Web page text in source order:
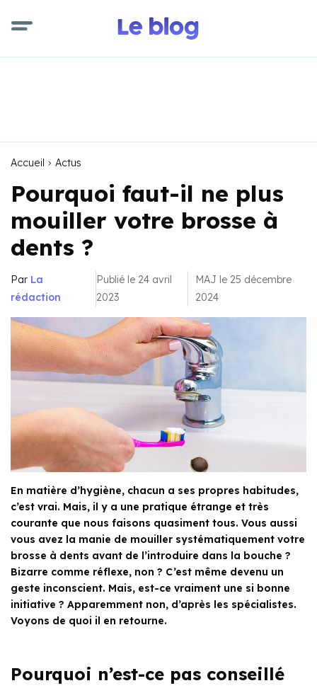
Accueil Actus
Pourquoi faut-il ne plus
mouiller votre brosse à
dents ?
Par La
rédaction
Publié le 24 avril
2023
MAJ le 25 décembre
2024
En matière d’hygiène, chacun a ses propres habitudes,
c’est vrai. Mais, il y a une pratique étrange et très
courante que nous faisons quasiment tous. Vous aussi
vous avez la manie de mouiller systématiquement votre
brosse à dents avant de l’introduire dans la bouche ?
Bizarre comme réflexe, non ? C’est même devenu un
geste inconscient. Mais, est-ce vraiment une si bonne
initiative ? Apparemment non, d’après les spécialistes.
Voyons de quoi il en retourne.
Pourquoi n’est-ce pas conseillé